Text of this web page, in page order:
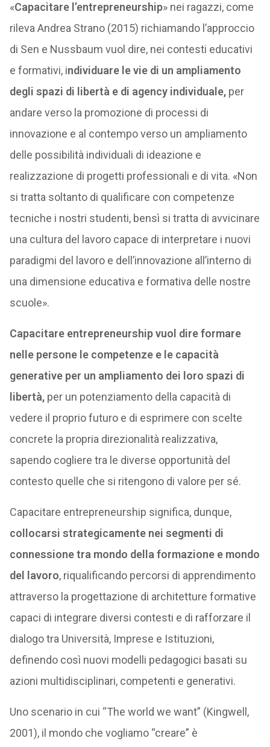
«Capacitare l’entrepreneurship» nei ragazzi, come
rileva Andrea Strano (2015) richiamando l’approccio
di Sen e Nussbaum vuol dire, nei contesti educativi
e formativi, individuare le vie di un ampliamento
degli spazi di libertà e di agency individuale,per
andare verso la promozione di processi di
innovazione e al contempo verso un ampliamento
delle possibilità individuali di ideazione e
realizzazione di progetti professionali e di vita. «Non
si tratta soltanto di qualificare con competenze
tecniche i nostri studenti, bensì si tratta di avvicinare
una cultura del lavoro capace di interpretare i nuovi
paradigmi del lavoro e dell’innovazione all’interno di
una dimensione educativa e formativa delle nostre
scuole».
Capacitare entrepreneurship vuol dire formare
nelle persone le competenze e le capacità
generative per un ampliamento dei loro spazi di
libertà,per un potenziamento della capacità di
vedere il proprio futuro e di esprimere con scelte
concrete la propria direzionalità realizzativa,
sapendo cogliere tra le diverse opportunità del
contesto quelle che si ritengono di valore per sé.
Capacitare entrepreneurship significa, dunque,
collocarsi strategicamente nei segmenti di
connessione tra mondo della formazione e mondo
del lavoro, riqualificando percorsi di apprendimento
attraverso la progettazione di architetture formative
capaci di integrare diversi contesti e di rafforzare il
dialogo tra Università, Imprese e Istituzioni,
definendo così nuovi modelli pedagogici basati su
azioni multidisciplinari, competenti e generativi.
Uno scenario in cui “The world we want” (Kingwell,
2001), il mondo che vogliamo “creare” è